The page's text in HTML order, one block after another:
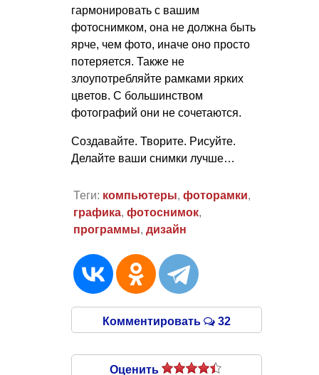
гармонировать с вашим
фотоснимком, она не должна быть
ярче, чем фото, иначе оно просто
потеряется. Также не
злоупотребляйте рамками ярких
цветов. С большинством
фотографий они не сочетаются.
Создавайте. Творите. Рисуйте.
Делайте ваши снимки лучше…
Теги: компьютеры, фоторамки,
графика, фотоснимок,
программы, дизайн
Комментировать 32
Оценить